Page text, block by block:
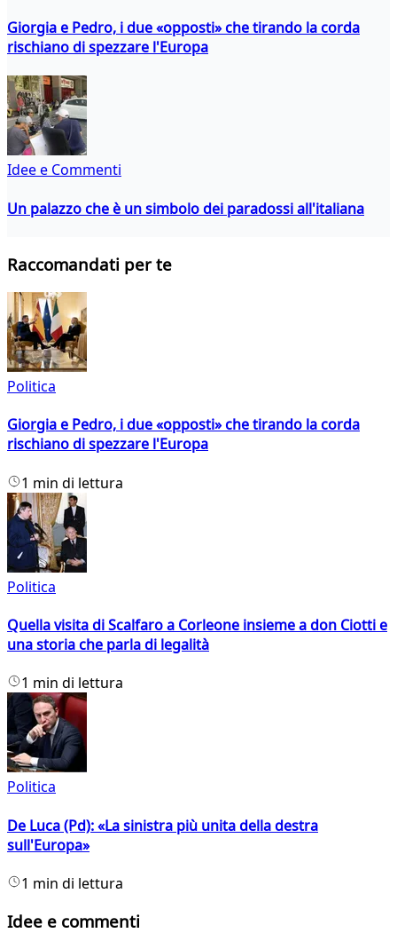
Giorgia e Pedro, i due «opposti» che tirando la corda
rischiano di spezzare l'Europa
Idee e Commenti
Un palazzo che è un simbolo dei paradossi all'italiana
Raccomandati per te
Politica
Giorgia e Pedro, i due «opposti» che tirando la corda
rischiano di spezzare l'Europa
1 min di lettura
Politica
Quella visita di Scalfaro a Corleone insieme a don Ciotti e
una storia che parla di legalità
1 min di lettura
Politica
De Luca (Pd): «La sinistra più unita della destra
sull'Europa»
1 min di lettura
Idee e commenti